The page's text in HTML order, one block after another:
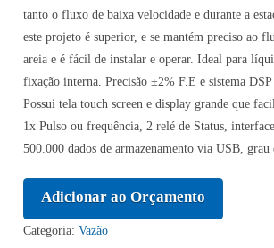
tanto o fluxo de baixa velocidade e durante a
este projeto é superior, e se mantém preciso ao
areia e é fácil de instalar e operar. Ideal para
fixação interna. Precisão ±2% F.E e sistema
Possui tela touch screen e display grande que
1x Pulso ou frequência, 2 relé de Status,
500.000 dados de armazenamento via USB,
Adicionar ao Orçamento
Categoria:Vazão